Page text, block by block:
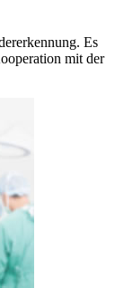
Es
mit der